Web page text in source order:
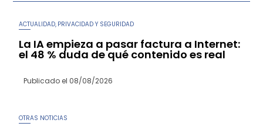
ACTUALIDAD PRIVACIDAD Y SEGURIDAD
La IA empieza a pasar factura a Internet:
el 48 % duda de qué contenido es real
Publicado el 08/08/2026
OTRAS NOTICIAS